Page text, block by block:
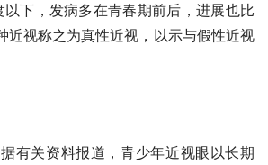
下，发病多在青春期前后，进展也比
近视称之为真性近视，以示与假性近视
有关资料报道，青少年近视眼以长期